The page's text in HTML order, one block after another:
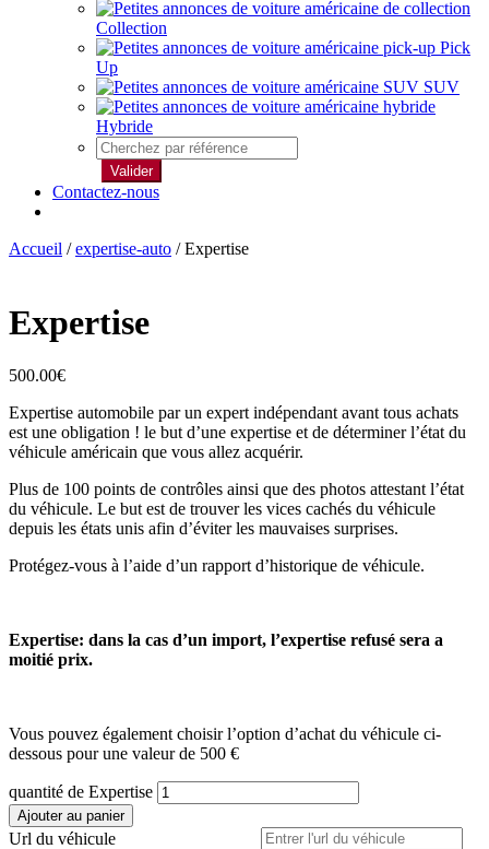
Collection
Pick
Up
SUV
Hybride
Valider
Contactez-nous
Accueil /expertise-auto / Expertise
Expertise
500.00€
Expertise automobile par un expert indépendant avant tous achats
est une obligation ! le but d’une expertise et de déterminer l’état du
véhicule américain que vous allez acquérir.
Plus de 100 points de contrôles ainsi que des photos attestant l’état
du véhicule. Le but est de trouver les vices cachés du véhicule
depuis les états unis afin d’éviter les mauvaises surprises.
Protégez-vous à l’aide d’un rapport d’historique de véhicule.
Expertise: dans la cas d’un import, l’expertise refusé sera a
moitié prix.
Vous pouvez également choisir l’option d’achat du véhicule ci-
dessous pour une valeur de 500 €
quantité de Expertise
Ajouter au panier
Url du véhicule